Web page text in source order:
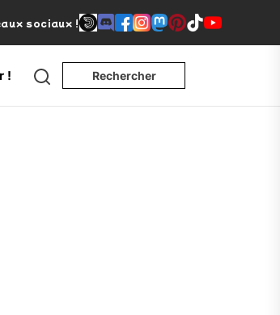
sociaux !
! Search Rechercher